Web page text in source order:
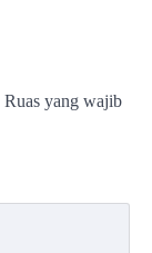
Ruas yang wajib